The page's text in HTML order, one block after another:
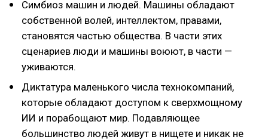
Симбиоз машин и людей. Машины обладают
собственной волей, интеллектом, правами,
становятся частью общества. В части этих
сценариев люди и машины воюют, в части —
уживаются.
Диктатура маленького числа технокомпаний,
которые обладают доступом к сверхмощному
ИИ и порабощают мир. Подавляющее
большинство людей живут в нищете и никак не